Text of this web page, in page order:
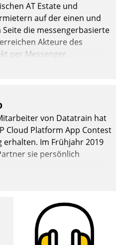
AT Estate und
auf der einen und
die messengerbasierte
Akteure des
per Messenger,
empfangen oder
von Datatrain hat
Cloud Platform App Contest
erhalten. Im Frühjahr 2019
sie persönlich